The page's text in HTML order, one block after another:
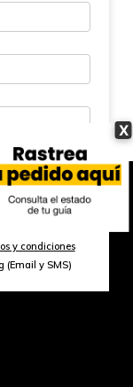
X
y condiciones
(Email y SMS)